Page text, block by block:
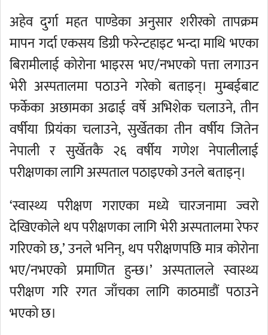
अहेव दुर्गा महत पाण्डेका अनुसार शरीरको तापक्रम
मापन गर्दा एकसय डिग्री फरेन्टहाइट भन्दा माथि भएका
बिरामीलाई कोरोना भाइरस भए/नभएको पत्ता लगाउन
भेरी अस्पतालमा पठाउने गरेको बताइन्। मुम्बईबाट
फर्केका अछामका अढाई वर्षे अभिशेक चलाउने, तीन
वर्षीया प्रियंका चलाउने, सुर्खेतका तीन वर्षीय जितेन
नेपाली र सुर्खेतकै २६ वर्षीय गणेश नेपालीलाई
परीक्षणका लागि अस्पताल पठाइएको उनले बताइन्।
‘स्वास्थ्य परीक्षण गराएका मध्ये चारजनामा ज्वरो
देखिएकोले थप परीक्षणका लागि भेरी अस्पतालमा रेफर
गरिएको छ,’ उनले भनिन्, थप परीक्षणपछि मात्र कोरोना
भए/नभएको प्रमाणित हुन्छ।’ अस्पतालले स्वास्थ्य
परीक्षण गरि रगत जाँचका लागि काठमाडौं पठाउने
भएको छ।